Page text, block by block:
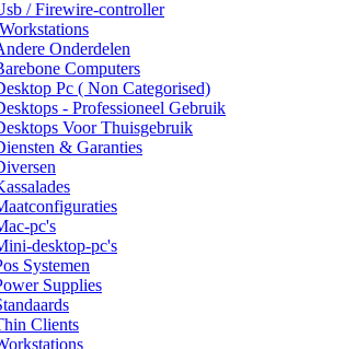
/ Firewire-controller
Onderdelen
Computers
Pc ( Non Categorised)
- Professioneel Gebruik
Voor Thuisgebruik
& Garanties
pc's
desktop-pc's
Systemen
Supplies
Clients